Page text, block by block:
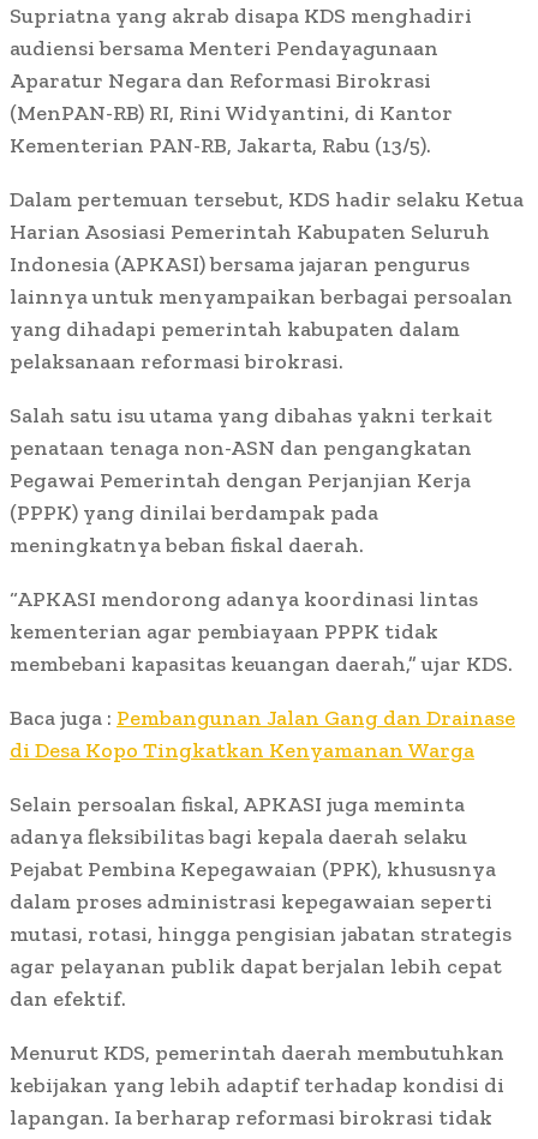
Supriatna yang akrab disapa KDS menghadiri
audiensi bersama Menteri Pendayagunaan
Aparatur Negara dan Reformasi Birokrasi
(MenPAN-RB) RI, Rini Widyantini, di Kantor
Kementerian PAN-RB, Jakarta, Rabu (13/5).
Dalam pertemuan tersebut, KDS hadir selaku Ketua
Harian Asosiasi Pemerintah Kabupaten Seluruh
Indonesia (APKASI) bersama jajaran pengurus
lainnya untuk menyampaikan berbagai persoalan
yang dihadapi pemerintah kabupaten dalam
pelaksanaan reformasi birokrasi.
Salah satu isu utama yang dibahas yakni terkait
penataan tenaga non-ASN dan pengangkatan
Pegawai Pemerintah dengan Perjanjian Kerja
(PPPK) yang dinilai berdampak pada
meningkatnya beban fiskal daerah.
“APKASI mendorong adanya koordinasi lintas
kementerian agar pembiayaan PPPK tidak
membebani kapasitas keuangan daerah,” ujar KDS.
Baca juga : Pembangunan Jalan Gang dan Drainase
di Desa Kopo Tingkatkan Kenyamanan Warga
Selain persoalan fiskal, APKASI juga meminta
adanya fleksibilitas bagi kepala daerah selaku
Pejabat Pembina Kepegawaian (PPK), khususnya
dalam proses administrasi kepegawaian seperti
mutasi, rotasi, hingga pengisian jabatan strategis
agar pelayanan publik dapat berjalan lebih cepat
dan efektif.
Menurut KDS, pemerintah daerah membutuhkan
kebijakan yang lebih adaptif terhadap kondisi di
lapangan. Ia berharap reformasi birokrasi tidak